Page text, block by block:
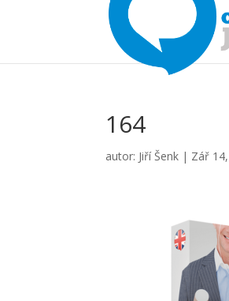
164
autor: Jiří Šenk | Zář